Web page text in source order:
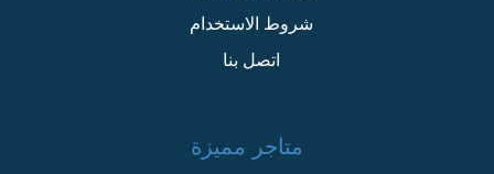
شروط الاستخدام
اتصل بنا
متاجر مميزة